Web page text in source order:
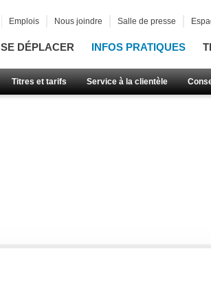
SE DÉPLACER INFOS PRATIQUES
Titres et tarifs Service à la clientèle
Emplois Nous joindre Salle de presse